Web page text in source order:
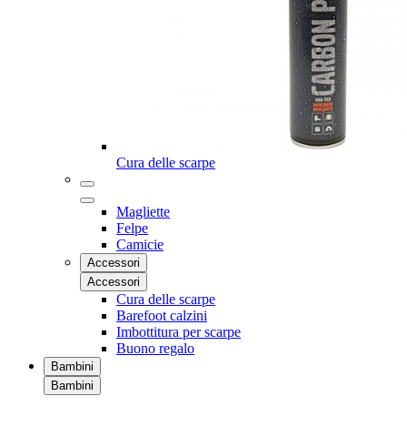
Cura delle scarpe
Magliette
Felpe
Camicie
Accessori
Accessori
Cura delle scarpe
Barefoot calzini
Imbottitura per scarpe
Buono regalo
Bambini
Bambini